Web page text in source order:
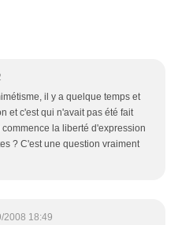
il y a quelque temps et
et c'est qui n'avait pas été fait
la liberté d'expression
? C'est une question vraiment
2008 18:49